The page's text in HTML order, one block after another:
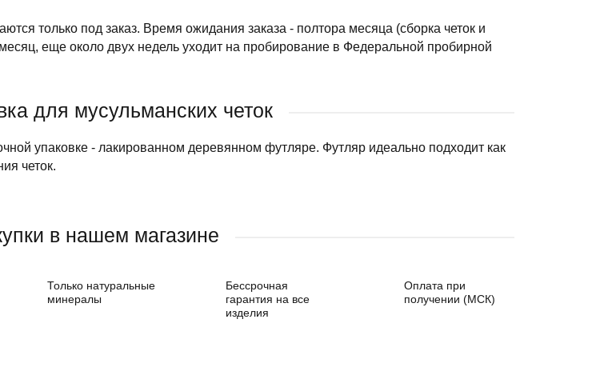
только под заказ. Время ожидания заказа - полтора месяца (сборка четок и
еще около двух недель уходит на пробирование в Федеральной пробирной
для мусульманских четок
упаковке - лакированном деревянном футляре. Футляр идеально подходит как
четок.
в нашем магазине
Только натуральные
минералы
Бессрочная
гарантия на все
изделия
Оплата при
получении (МСК)